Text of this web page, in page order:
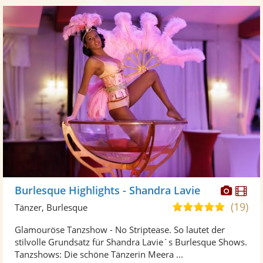
Burlesque Highlights - Shandra Lavie
5,0
5
(19)
Tänzer, Burlesque
Glamouröse Tanzshow - No Striptease. So lautet der
stilvolle Grundsatz für Shandra Lavie´s Burlesque Shows.
Tanzshows: Die schöne Tänzerin Meera ...